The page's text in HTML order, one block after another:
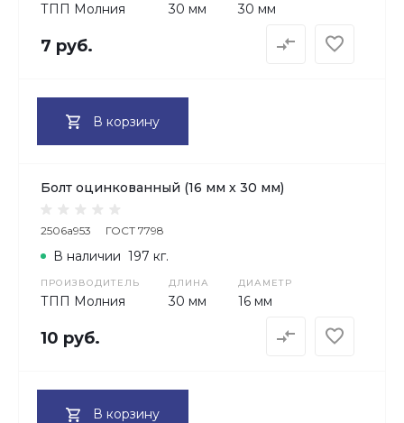
ТПП Молния 30 мм 30 мм
7 руб.
В корзину
Болт оцинкованный (16 мм х 30 мм)
2506a953 ГОСТ 7798
ПРОИЗВОДИТЕЛЬ
ТПП Молния
ДЛИНА
30 мм
ДИАМЕТР
16 мм
В наличии 197 кг.
10 руб.
В корзину